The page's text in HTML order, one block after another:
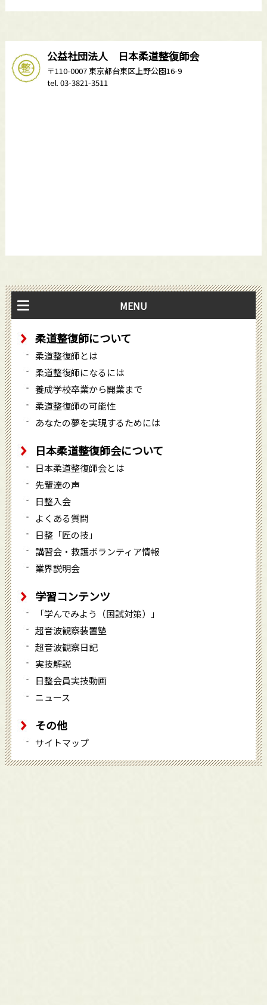
公益社団法人 日本柔道整復師会
〒110-0007 東京都台東区上野公園16-9
tel. 03-3821-3511
MENU
柔道整復師について
柔道整復師とは
柔道整復師になるには
養成学校卒業から開業まで
柔道整復師の可能性
あなたの夢を実現するためには
日本柔道整復師会について
日本柔道整復師会とは
先輩達の声
日整入会
よくある質問
日整「匠の技」
講習会・救護ボランティア情報
業界説明会
学習コンテンツ
「学んでみよう（国試対策）」
超音波観察装置塾
超音波観察日記
実技解説
日整会員実技動画
ニュース
その他
サイトマップ